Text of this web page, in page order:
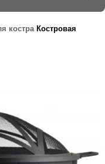
костра Костровая